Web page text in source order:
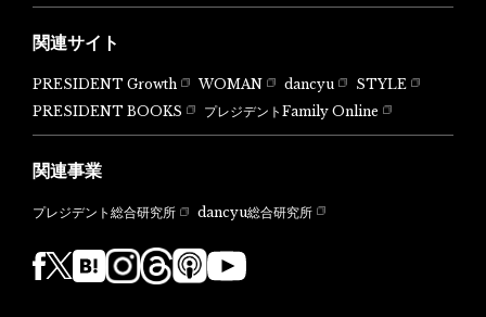
関連サイト
PRESIDENT Growth WOMAN dancyu
STYLE
PRESIDENT BOOKS
プレジデントFamily Online
関連事業
プレジデント総合研究所 dancyu総合研究所